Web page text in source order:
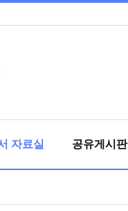
자료실 공유게시판